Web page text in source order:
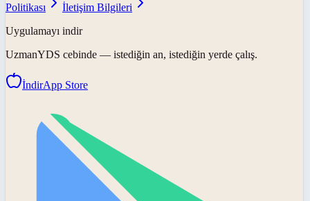
Politikası
İletişim Bilgileri
Uygulamayı indir
UzmanYDS cebinde — istediğin an, istediğin yerde çalış.
İndirApp Store